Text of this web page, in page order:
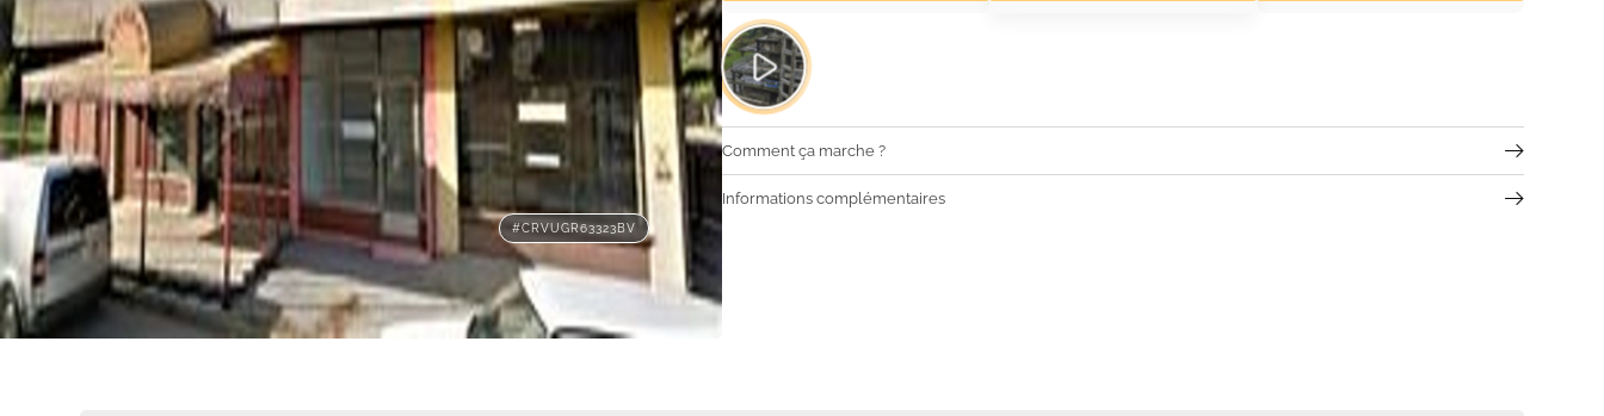
#CRVUGR63323BV
Comment ça marche ?
Informations complémentaires